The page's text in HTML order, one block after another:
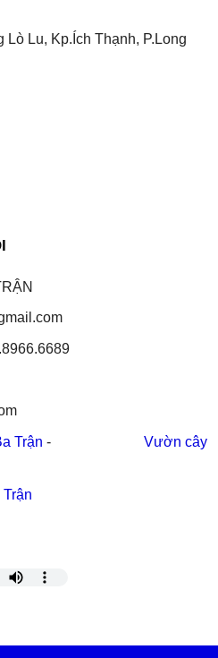
Lu, Kp.Ích Thạnh, P.Long
Trận - Vườn cây